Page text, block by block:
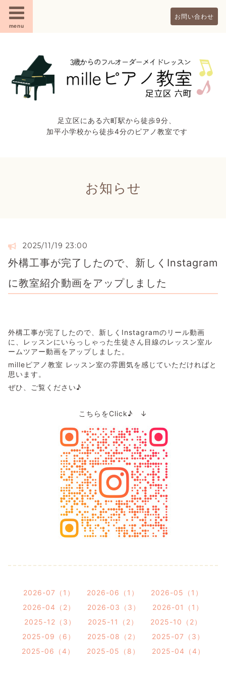
menu
お問い合わせ
足立区にある六町駅から徒歩9分、
加平小学校から徒歩4分のピアノ教室です
お知らせ
2025/11/19 23:00
外構工事が完了したので、新しくInstagram
に教室紹介動画をアップしました
外構工事が完了したので、新しくInstagramのリール動画
に、レッスンにいらっしゃった生徒さん目線のレッスン室ル
ームツアー動画をアップしました。
milleピアノ教室 レッスン室の雰囲気を感じていただければと
思います。
ぜひ、ご覧ください♪
こちらをClick♪ ↓
2026-07（1） 2026-06（1）
2026-05（1）
2026-04（2）
2026-03（3）
2026-01（1）
2025-12（3）
2025-11（2）
2025-10（2）
2025-09（6）
2025-08（2）
2025-07（3）
2025-06（4）
2025-05（8） 2025-04（4）